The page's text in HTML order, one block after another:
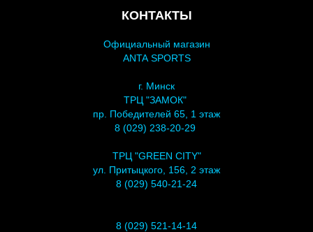
КОНТАКТЫ
Официальный магазин
ANTA SPORTS
г. Минск
ТРЦ "ЗАМОК"
пр. Победителей 65, 1 этаж
8 (029) 238-20-29
ТРЦ "GREEN CITY"
ул. Притыцкого, 156, 2 этаж
8 (029) 540-21-24
8 (029) 521-14-14